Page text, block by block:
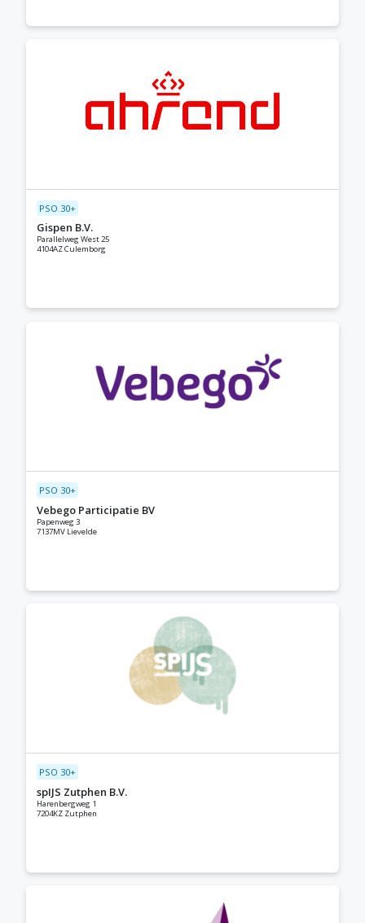
PSO 30+
Gispen B.V.
Parallelweg West 25
4104AZ Culemborg
PSO 30+
Vebego Participatie BV
Papenweg 3
7137MV Lievelde
PSO 30+
spIJS Zutphen B.V.
Harenbergweg 1
7204KZ Zutphen